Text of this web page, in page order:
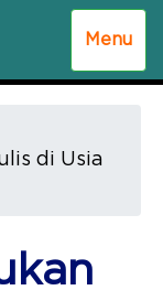
Menu
di Usia